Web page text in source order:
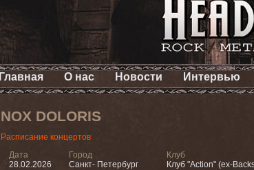
Главная О нас Новости Интервью
NOX DOLORIS
Расписание концертов
Дата
28.02.2026
Город
Санкт- Петербург
Клуб
Клуб "Action" (ex-